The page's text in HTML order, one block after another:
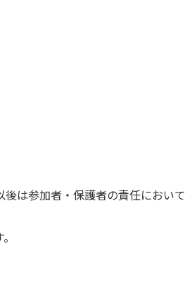
は参加者・保護者の責任において